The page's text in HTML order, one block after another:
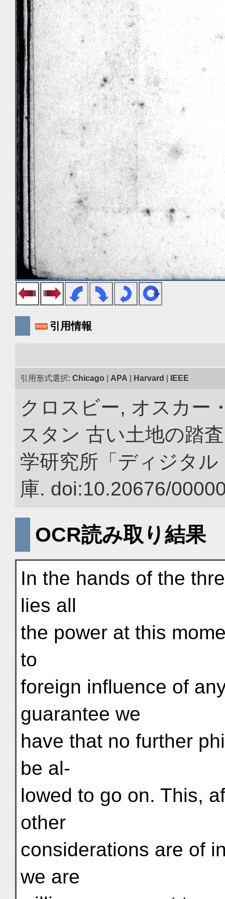
引用情報
引用形式選択: Chicago APA Harvard IEEE
クロスビー, オスカー
スタン 古い土地の踏
学研究所「ディジタ
庫. doi:10.20676/
OCR読み取り結果
In the hands of the
lies all
the power at this
to
foreign influence of
guarantee we
have that no further
be al-
lowed to go on. This,
other
considerations are of
we are